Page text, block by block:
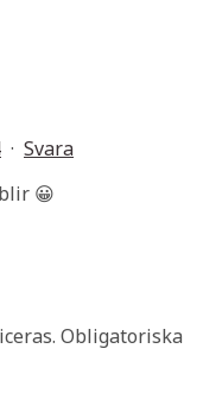
· Svara
😀
Obligatoriska